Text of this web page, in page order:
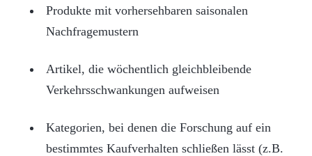
Produkte mit vorhersehbaren saisonalen
Nachfragemustern
Artikel, die wöchentlich gleichbleibende
Verkehrsschwankungen aufweisen
Kategorien, bei denen die Forschung auf ein
bestimmtes Kaufverhalten schließen lässt (z.B.